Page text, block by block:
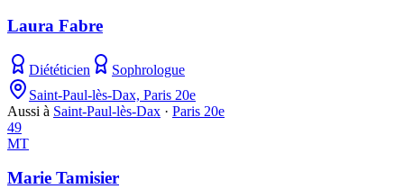
Laura Fabre
Diététicien
Sophrologue
Saint-Paul-lès-Dax, Paris 20e
Aussi à Saint-Paul-lès-Dax · Paris 20e
49
MT
Marie Tamisier